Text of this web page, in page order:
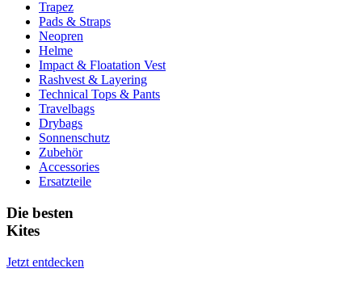
Trapez
Pads & Straps
Neopren
Helme
Impact & Floatation Vest
Rashvest & Layering
Technical Tops & Pants
Travelbags
Drybags
Sonnenschutz
Zubehör
Accessories
Ersatzteile
Die besten
Kites
Jetzt entdecken